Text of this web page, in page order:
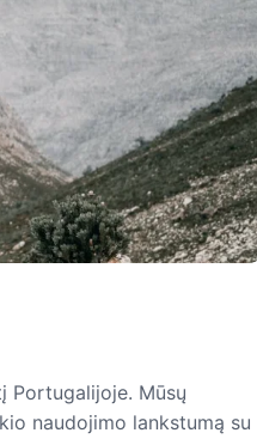
Portugalijoje. Mūsų
naudojimo lankstumą su